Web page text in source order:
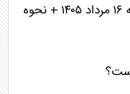
جدول قطعی برق استان مازندران فردا جمعه ۱۶ مرداد ۱۴۰۵ + نحوه